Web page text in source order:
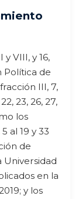
y VIII, y 16,
Política de
III, 7,
23, 26, 27,
los
al 19 y 33
de
Universidad
en la
y los